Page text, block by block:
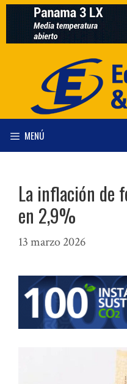
Saltar
contenido
MENÚ
La inflación de
en 2,9%
13 marzo 2026